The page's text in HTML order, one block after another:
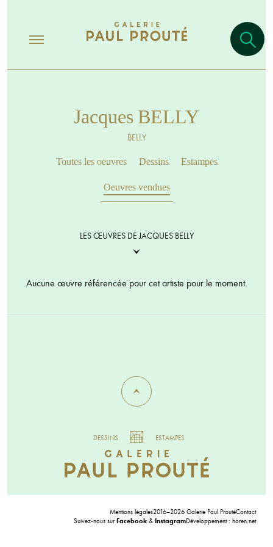
Jacques BELLY
BELLY
Toutes les oeuvres Dessins Estampes
Oeuvres vendues
LES ŒUVRES DE JACQUES BELLY
Aucune œuvre référencée pour cet artiste pour le moment.
DESSINS ESTAMPES
Mentions légales2016–2026 Galerie Paul ProutéContact
Suivez-nous surFacebook & InstagramDéveloppement : horen.net